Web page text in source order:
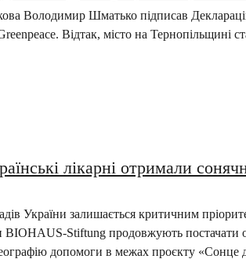
Володимир Шматько підписав
Відтак, місто на Тернопільщині
лікарні отримали
України залишається критичним
BIOHAUS-Stiftung продовжують постачати
допомоги в межах проєкту «Сонце